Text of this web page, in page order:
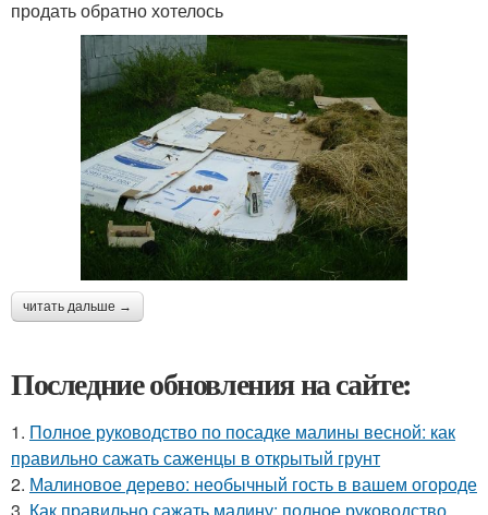
продать обратно хотелось
читать дальше →
Последние обновления на сайте:
1. Полное руководство по посадке малины весной: как
правильно сажать саженцы в открытый грунт
2. Малиновое дерево: необычный гость в вашем огороде